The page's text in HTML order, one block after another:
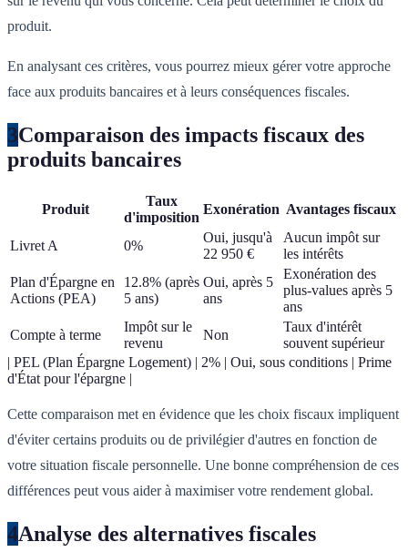
produit.
En analysant ces critères, vous pourrez mieux gérer votre approche
face aux produits bancaires et à leurs conséquences fiscales.
3Comparaison des impacts fiscaux des
produits bancaires
Produit
Taux
d'imposition
Exonération Avantages fiscaux
Livret A 0%
Oui, jusqu'à
22 950 €
Aucun impôt sur
les intérêts
Plan d'Épargne en
Actions (PEA)
12.8% (après
5 ans)
Oui, après 5
ans
Exonération des
plus-values après 5
ans
Compte à terme
Impôt sur le
revenu
Non
Taux d'intérêt
souvent supérieur
| PEL (Plan Épargne Logement) | 2% | Oui, sous conditions | Prime
d'État pour l'épargne |
Cette comparaison met en évidence que les choix fiscaux impliquent
d'éviter certains produits ou de privilégier d'autres en fonction de
votre situation fiscale personnelle. Une bonne compréhension de ces
différences peut vous aider à maximiser votre rendement global.
4Analyse des alternatives fiscales